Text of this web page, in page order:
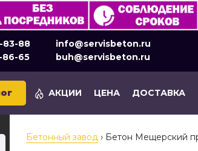
83-88
86-65
info@servisbeton.ru
buh@servisbeton.ru
АКЦИИ ЦЕНА ДОСТАВКА
Бетонный завод › Бетон Мещерский